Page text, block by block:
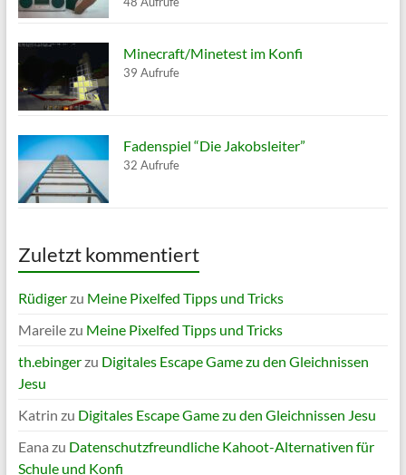
Minecraft/Minetest im Konfi
39 Aufrufe
Fadenspiel “Die Jakobsleiter”
32 Aufrufe
Zuletzt kommentiert
Rüdigerzu Meine Pixelfed Tipps und Tricks
Mareilezu Meine Pixelfed Tipps und Tricks
th.ebingerzu Digitales Escape Game zu den Gleichnissen
Jesu
Katrin zu Digitales Escape Game zu den Gleichnissen Jesu
Eana zu Datenschutzfreundliche Kahoot-Alternativen für
Schule und Konfi